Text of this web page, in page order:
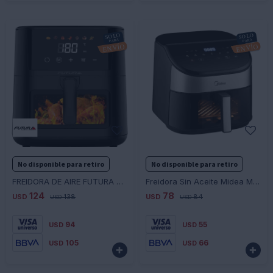
No disponible para retiro
FREIDORA DE AIRE FUTURA DIGITAL FUT-AF80DB - NEGRO
USD 124 USD 138
USD 94
USD 105
- +

No disponible para retiro
Freidora Sin Aceite Midea MF-CY55KW2 5.5L 1900W
USD 78 USD 84
USD 55
USD 66
